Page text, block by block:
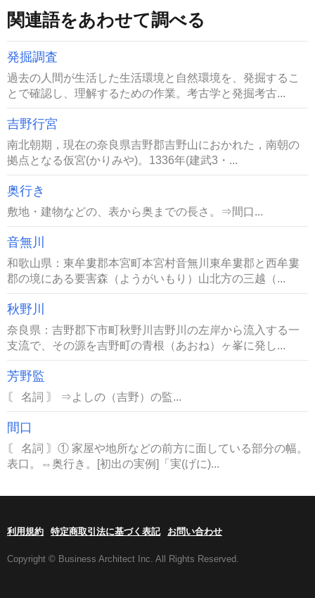
関連語をあわせて調べる
発掘調査
過去の人間が生活した生活環境と自然環境を、発掘するこ
とで確認し、理解するための作業。考古学と発掘考古...
吉野行宮
南北朝期，現在の奈良県吉野郡吉野山におかれた，南朝の
拠点となる仮宮(かりみや)。1336年(建武3・...
奥行き
敷地・建物などの、表から奥までの長さ。⇒間口...
音無川
和歌山県：東牟婁郡本宮町本宮村音無川東牟婁郡と西牟婁
郡の境にある要害森（ようがいもり）山北方の三越（...
秋野川
奈良県：吉野郡下市町秋野川吉野川の左岸から流入する一
支流で、その源を吉野町の青根（あおね）ヶ峯に発し...
芳野監
〘 名詞 〙 ⇒よしの（吉野）の監...
間口
〘 名詞 〙① 家屋や地所などの前方に面している部分の幅。
表口。⇔奥行き。[初出の実例]「実(げに)...
利用規約 特定商取引法に基づく表記 お問い合わせ
Copyright © Business Architect Inc. All Rights Reserved.